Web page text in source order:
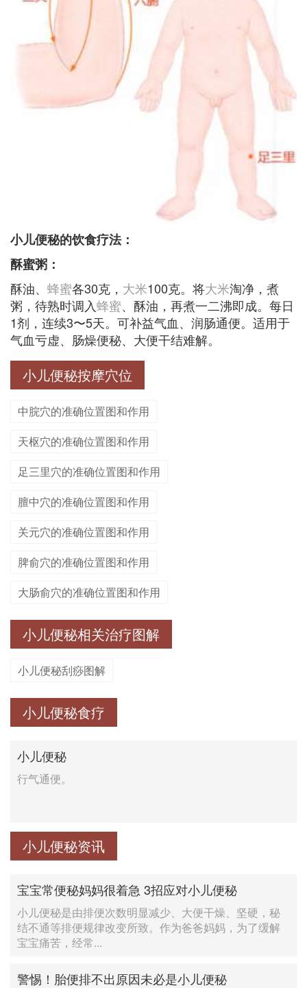
小儿便秘的饮食疗法：
酥蜜粥：
酥油、 蜂蜜各30克， 大米100克。将大米淘净，煮
粥，待熟时调入蜂蜜、酥油，再煮一二沸即成。每日
1剂，连续3〜5天。可补益气血、润肠通便。适用于
气血亏虚、肠燥便秘、大便干结难解。
小儿便秘按摩穴位
中脘穴的准确位置图和作用
天枢穴的准确位置图和作用
足三里穴的准确位置图和作用
膻中穴的准确位置图和作用
关元穴的准确位置图和作用
脾俞穴的准确位置图和作用
大肠俞穴的准确位置图和作用
小儿便秘相关治疗图解
小儿便秘刮痧图解
小儿便秘食疗
小儿便秘
行气通便。
小儿便秘资讯
宝宝常便秘妈妈很着急 3招应对小儿便秘
小儿便秘是由排便次数明显减少、大便干燥、坚硬，秘
结不通等排便规律改变所致。作为爸爸妈妈，为了缓解
宝宝痛苦，经常...
警惕！胎便排不出原因未必是小儿便秘